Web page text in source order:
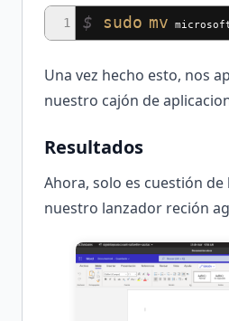
1 $ sudo mv
Una vez hecho esto, nos
nuestro cajón de
Resultados
Ahora, solo es cuestión de
nuestro lanzador reción